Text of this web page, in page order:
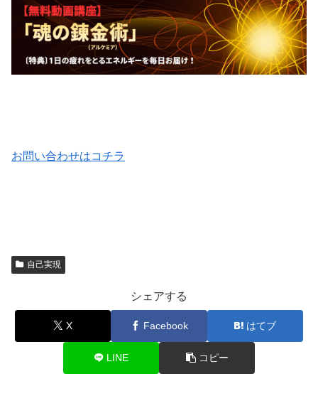
お問い合わせはコチラ
自己実現
シェアする
X Facebook はてブ
LINE コピー